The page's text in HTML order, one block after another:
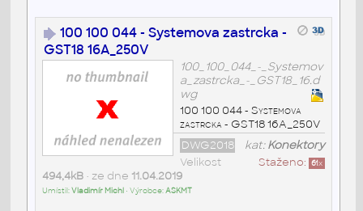
100 100 044 - Systemova zastrcka -
GST18 16A_250V
100_100_044_-_Systemov
a_zastrcka_-_GST18_16.d
wg
100 100 044 - Systemova
zastrcka - GST18 16A_250V
kat:Konektory
DWG2018
Staženo: 61x
Velikost
494,4kB• ze dne 11.04.2019
Umístil:Vladimír Michl • Výrobce:ASKMT